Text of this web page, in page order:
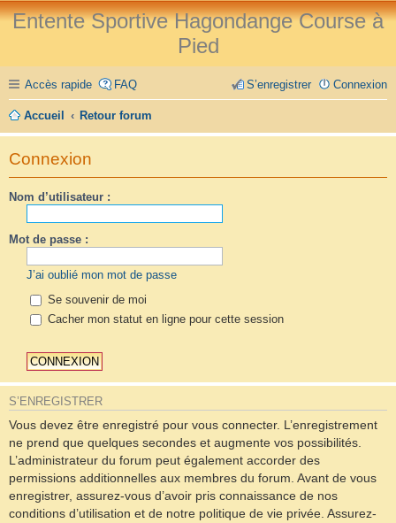
Entente Sportive Hagondange Course à
Pied
Accès rapide FAQ Connexion
S’enregistrer
Accueil Retour forum
Connexion
Nom d’utilisateur :
Mot de passe :
J’ai oublié mon mot de passe
Se souvenir de moi
Cacher mon statut en ligne pour cette session
S’ENREGISTRER
Vous devez être enregistré pour vous connecter. L’enregistrement
ne prend que quelques secondes et augmente vos possibilités.
L’administrateur du forum peut également accorder des
permissions additionnelles aux membres du forum. Avant de vous
enregistrer, assurez-vous d’avoir pris connaissance de nos
conditions d’utilisation et de notre politique de vie privée. Assurez-